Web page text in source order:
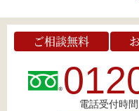
ご相談無料
電話受付時